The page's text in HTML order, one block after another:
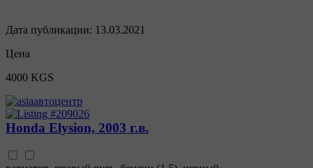
Дата публикации: 13.03.2021
Цена
4000 KGS
Honda Elysion, 2003 г.в.